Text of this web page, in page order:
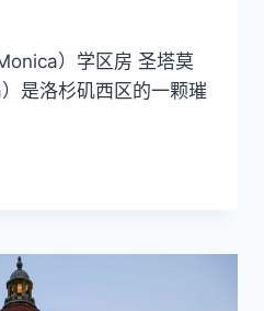
）学区房 圣塔莫
是洛杉矶西区的一颗璀